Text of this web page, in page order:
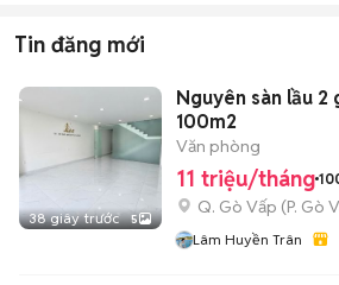
Tin đăng mới
38 giây trước 5
Nguyên sàn lầu 2
100m2
Văn phòng
11 triệu/tháng
Q. Gò Vấp (P. Gò
Lâm Huyền Trân